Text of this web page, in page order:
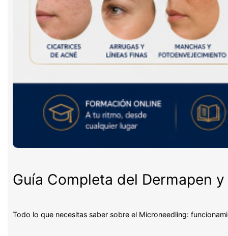
Guía Completa del Dermapen
Todo lo que necesitas saber sobre el Microneedling: